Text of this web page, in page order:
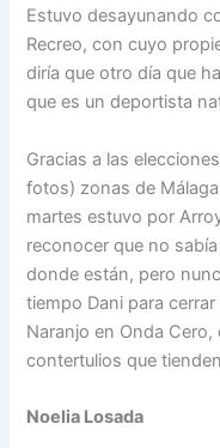
Estuvo desayunando
Recreo, con cuyo
diría que otro día que
que es un deportista
Gracias a las
fotos) zonas de
martes estuvo por
reconocer que no
donde están, pero
tiempo Dani para
Naranjo en Onda
contertulios que
Noelia Losada